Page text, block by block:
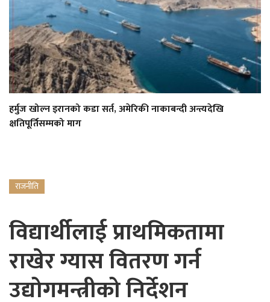
हर्मुज खोल्न इरानको कडा सर्त, अमेरिकी नाकाबन्दी अन्त्यदेखि
क्षतिपूर्तिसम्मको माग
राजनीति
विद्यार्थीलाई प्राथमिकतामा
राखेर ग्यास वितरण गर्न
उद्योगमन्त्रीको निर्देशन